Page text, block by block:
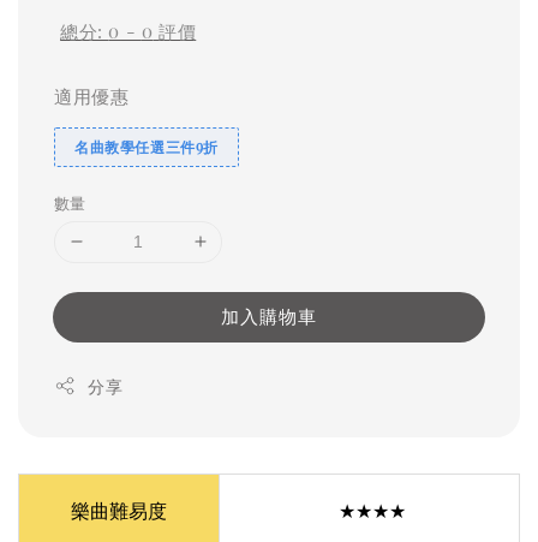
總分: 0 - 0 評價
適用優惠
名曲教學任選三件9折
數量
加入購物車
分享
樂曲難易度 ★★★★